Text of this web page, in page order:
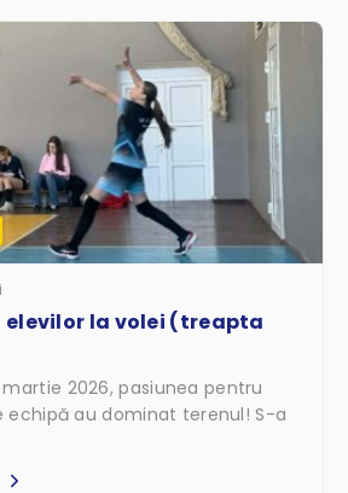
la volei (treapta
martie 2026, pasiunea pentru
echipă au dominat terenul! S-a